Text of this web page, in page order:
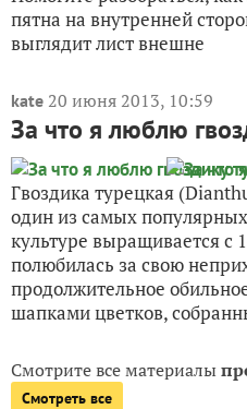
пятна на внутренней
выглядит лист внешне
kate 20 июня 2013, 10:59
За что я люблю
Гвоздика турецкая
один из самых
культуре выращивается с
полюбилась за свою
продолжительное
шапками цветков,
Смотрите все материалы
Смотреть все